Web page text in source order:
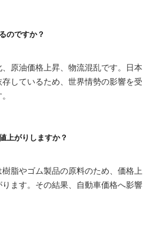
のですか？
原油価格上昇、物流混乱です。日本
しているため、世界情勢の影響を受
上がりしますか？
脂やゴム製品の原料のため、価格上
ます。その結果、自動車価格へ影響